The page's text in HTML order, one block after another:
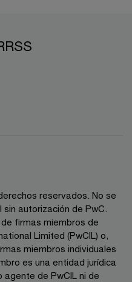
reservados. No se
autorización de PwC.
firmas miembros de
Limited (PwCIL) o,
miembros individuales
es una entidad jurídica
de PwCIL ni de